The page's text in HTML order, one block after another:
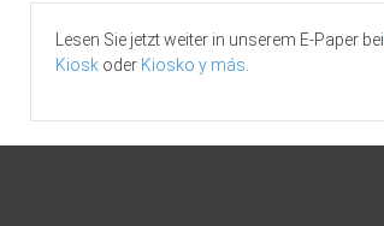
Lesen Sie jetzt weiter in unserem E-Paper bei
Kiosk oder Kiosko y más